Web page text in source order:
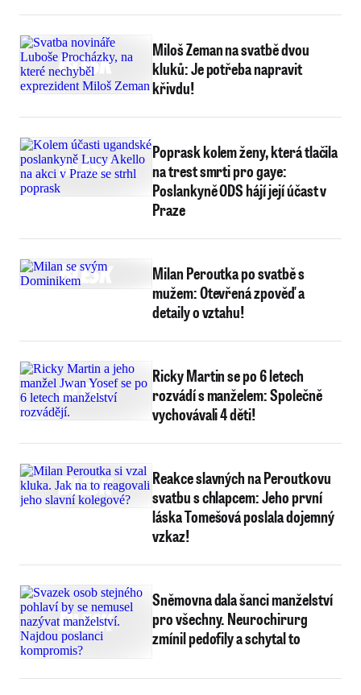
Miloš Zeman na svatbě dvou
kluků: Je potřeba napravit
křivdu!
Poprask kolem ženy, která tlačila
na trest smrti pro gaye:
Poslankyně ODS hájí její účast v
Praze
Milan Peroutka po svatbě s
mužem: Otevřená zpověď a
detaily o vztahu!
Ricky Martin se po 6 letech
rozvádí s manželem: Společně
vychovávali 4 děti!
Reakce slavných na Peroutkovu
svatbu s chlapcem: Jeho první
láska Tomešová poslala dojemný
vzkaz!
Sněmovna dala šanci manželství
pro všechny. Neurochirurg
zmínil pedofily a schytal to